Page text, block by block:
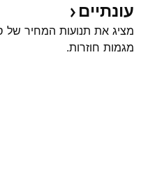
עונתיים
מציג את תנועות המחיר של
מגמות חוזרות.